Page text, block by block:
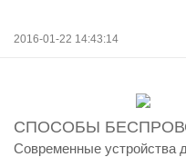
2016-01-22 14:43:14
СПОСОБЫ
Современные устройства